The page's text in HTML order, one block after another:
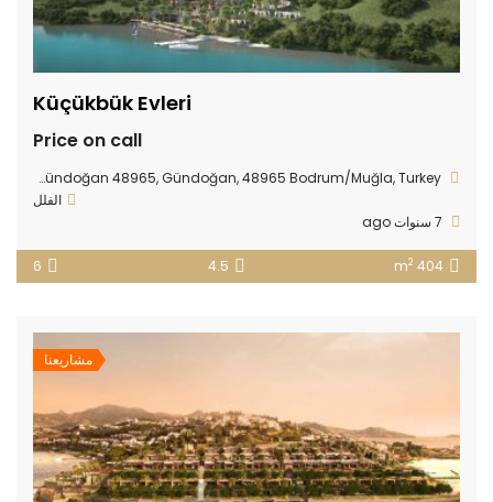
Küçükbük Evleri
Price on call
Küçükbük Sahil Şeridi Küme Evleri No:1 Seba Gliss Rezidans Gündoğan 48965, Gündoğan, 48965 Bodrum/Muğla, Turkey
الفلل
404 m
2
4.5
6
مشاريعنا